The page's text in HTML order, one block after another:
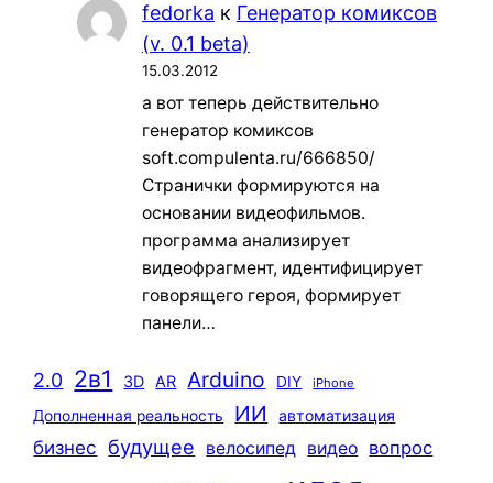
fedorka к Генератор комиксов
(v. 0.1 beta)
15.03.2012
а вот теперь действительно
генератор комиксов
soft.compulenta.ru/666850/
Странички формируются на
основании видеофильмов.
программа анализирует
видеофрагмент, идентифицирует
говорящего героя, формирует
панели…
2.0 2в1 3D AR Arduino DIY iPhone
Дополненная реальность ИИ автоматизация
бизнес будущее велосипед видео вопрос